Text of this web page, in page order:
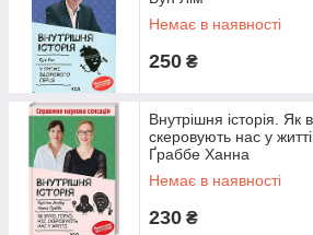
Немає в наявності
250 ₴
Внутрішня історія. Як
скеровують нас у
Ґраббе Ханна
Немає в наявності
230 ₴